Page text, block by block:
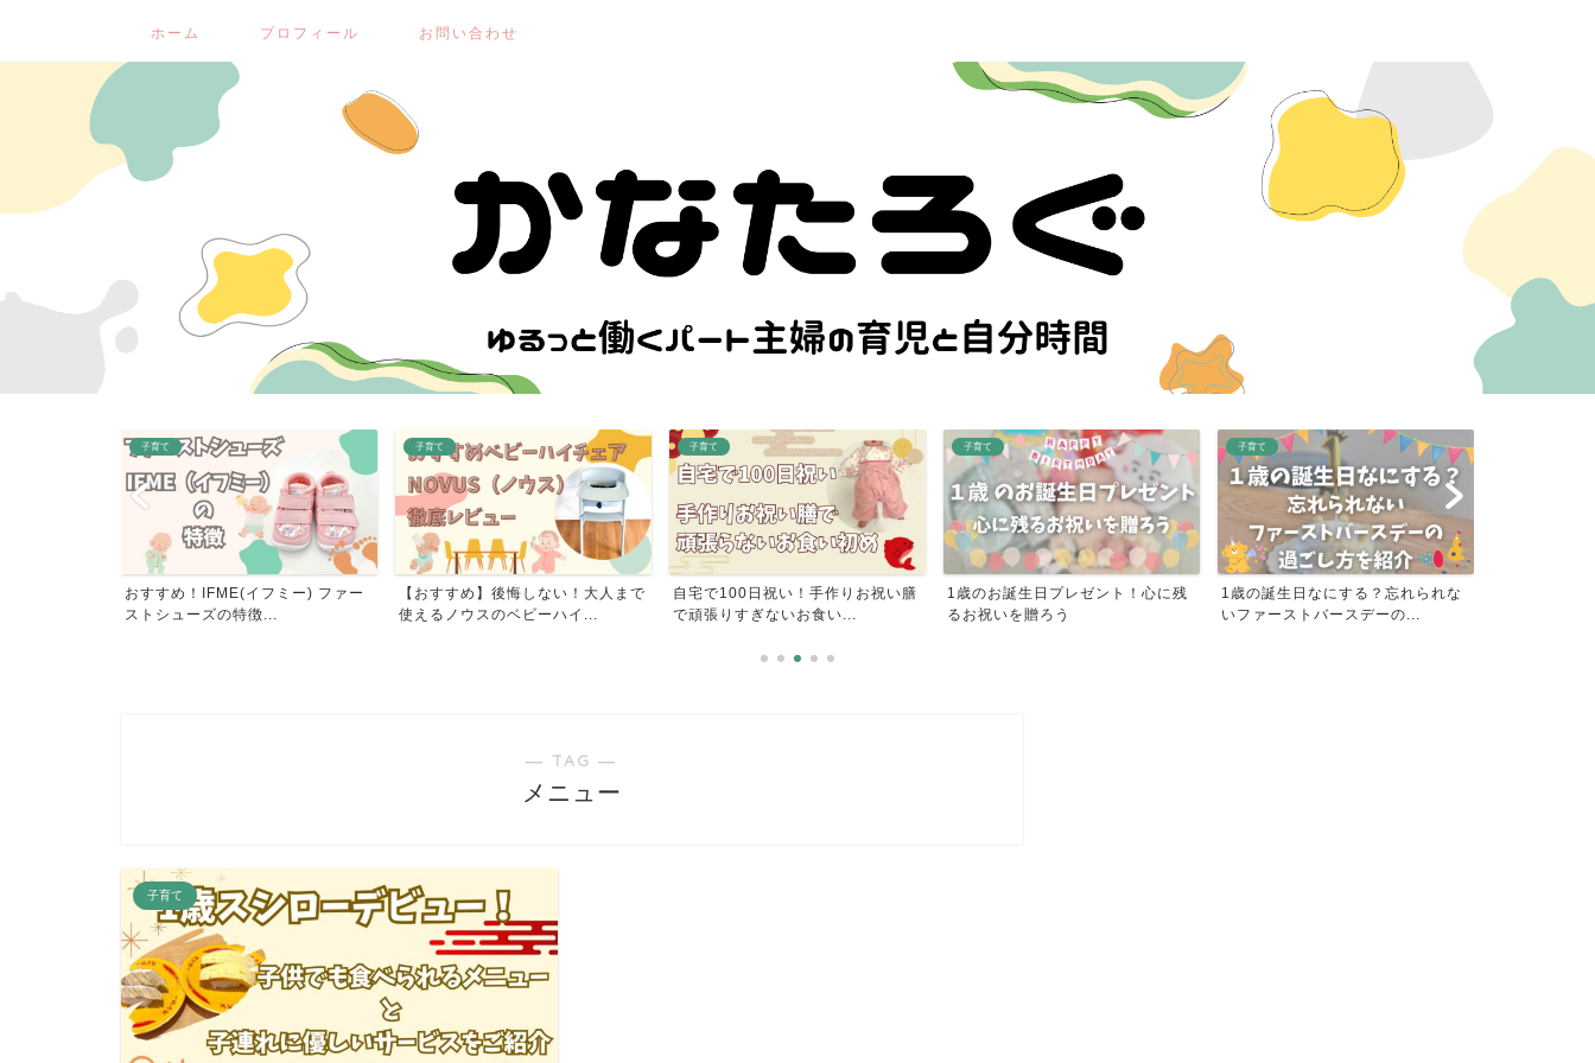
ホーム プロフィール お問い合わせ
子育て
おすすめ！IFME(イフミー) ファー
ストシューズの特徴...
子育て
【おすすめ】後悔しない！大人まで
使えるノウスのベビーハイ...
子育て
自宅で100日祝い！手作りお祝い膳
で頑張りすぎないお食い...
子育て
1歳のお誕生日プレゼント！心に残
るお祝いを贈ろう
子育て
1歳の誕生日なにする？忘れられな
いファーストバースデーの...
― TAG ―
メニュー
子育て